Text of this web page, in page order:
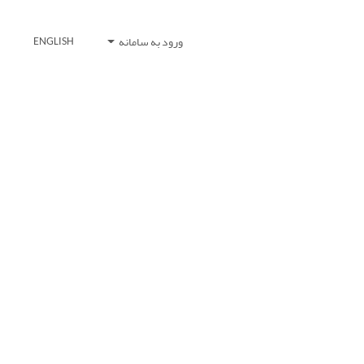
ورود به سامانه ENGLISH